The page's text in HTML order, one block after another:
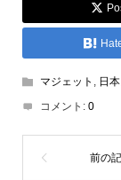
マジェット 日
コメント: 0